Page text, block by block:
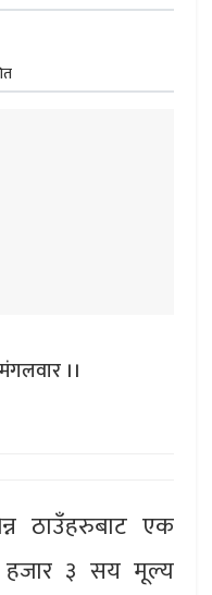
।।
ठाउँहरुबाट एक
३ सय मूल्य